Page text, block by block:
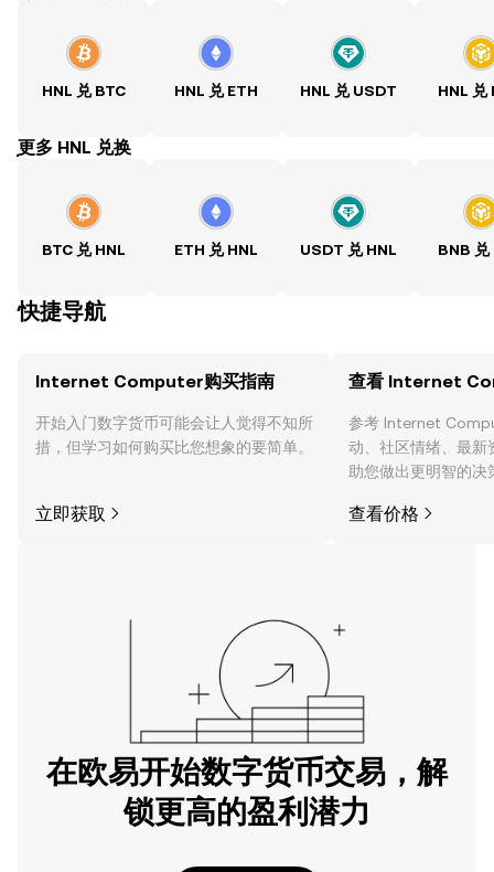
HNL 兑 BTC HNL 兑 ETH HNL 兑 USDT HNL 兑
ִִִִִִִִִִִִִִִִִִִִִִִִִִִִִִִִִִִִִִִִִִִִִִִִ更多 HNL 兑换
BTC 兑 HNL ETH 兑 HNL USDT 兑 HNL BNB 兑
快捷导航
Internet Computer购买指南
开始入门数字货币可能会让人觉得不知所
措，但学习如何购买比您想象的要简单。
立即获取
查看 Internet
参考 Internet
动、社区情绪、最新
助您做出更明智的决
查看价格
在欧易开始数字货币交易，解
锁更高的盈利潜力